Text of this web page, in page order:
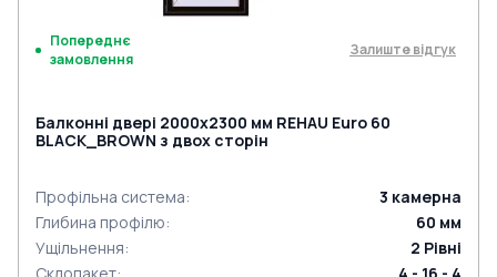
Попереднє
замовлення
Залиште відгук
Балконні двері 2000x2300 мм REHAU Euro 60
BLACK_BROWN з двох сторін
Профільна система: 3 камерна
Глибина профілю: 60 мм
Ущільнення: 2 Рівні